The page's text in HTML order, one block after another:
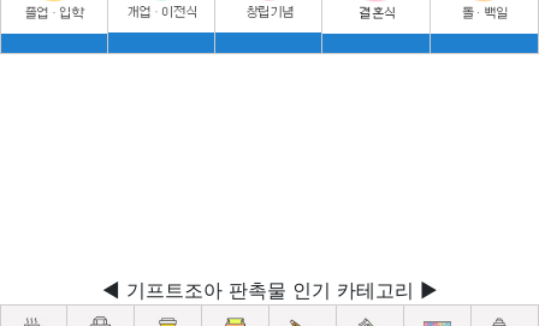
◀ 기프트조아 판촉물 인기 카테고리 ▶